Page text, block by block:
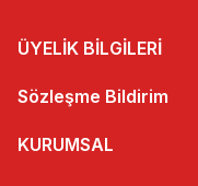
ÜYELİK BİLGİLERİ
Sözleşme Bildirim
KURUMSAL